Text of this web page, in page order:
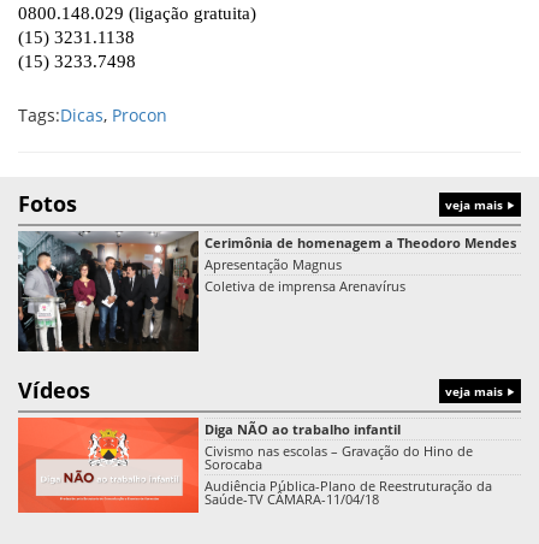
0800.148.029 (ligação gratuita)
(15) 3231.1138
(15) 3233.7498
Tags:Dicas, Procon
Fotos veja mais
Cerimônia de homenagem a Theodoro Mendes
Apresentação Magnus
Coletiva de imprensa Arenavírus
Vídeos veja mais
Diga NÃO ao trabalho infantil
Civismo nas escolas – Gravação do Hino de
Sorocaba
Audiência Pública-Plano de Reestruturação da
Saúde-TV CÂMARA-11/04/18